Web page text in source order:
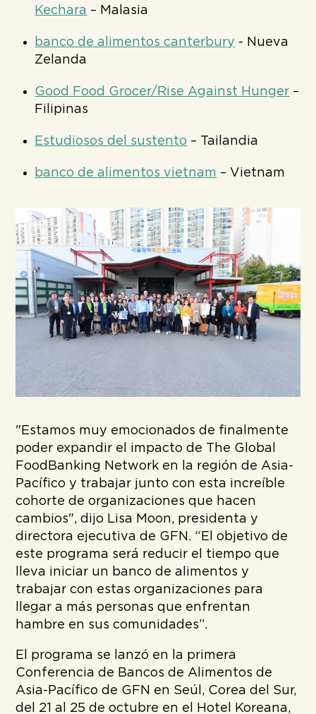
Kechara – Malasia
banco de alimentos canterbury - Nueva
Zelanda
Good Food Grocer/Rise Against Hunger –
Filipinas
Estudiosos del sustento – Tailandia
banco de alimentos vietnam – Vietnam
"Estamos muy emocionados de finalmente
poder expandir el impacto de The Global
FoodBanking Network en la región de Asia-
Pacífico y trabajar junto con esta increíble
cohorte de organizaciones que hacen
cambios", dijo Lisa Moon, presidenta y
directora ejecutiva de GFN. “El objetivo de
este programa será reducir el tiempo que
lleva iniciar un banco de alimentos y
trabajar con estas organizaciones para
llegar a más personas que enfrentan
hambre en sus comunidades”.
El programa se lanzó en la primera
Conferencia de Bancos de Alimentos de
Asia-Pacífico de GFN en Seúl, Corea del Sur,
del 21 al 25 de octubre en el Hotel Koreana,